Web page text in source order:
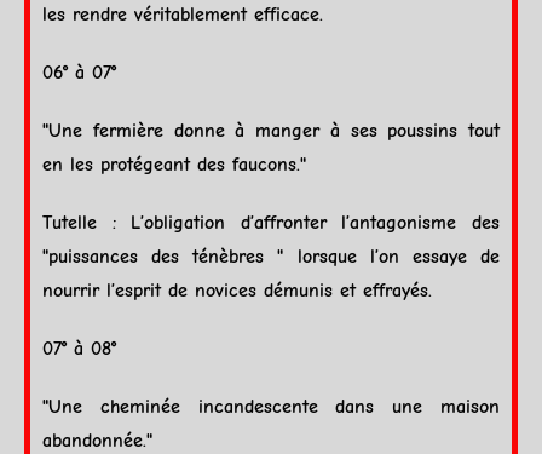
les rendre véritablement efficace.
06° à 07°
"Une fermière donne à manger à ses poussins tout
en les protégeant des faucons."
Tutelle : L’obligation d’affronter l’antagonisme des
"puissances des ténèbres " lorsque l’on essaye de
nourrir l’esprit de novices démunis et effrayés.
07° à 08°
"Une cheminée incandescente dans une maison
abandonnée."